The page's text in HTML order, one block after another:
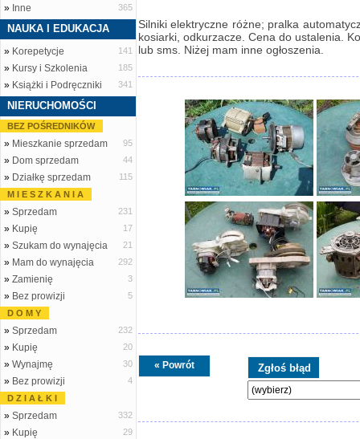
» Inne 365
NAUKA I EDUKACJA
» Korepetycje 141
» Kursy i Szkolenia 185
» Książki i Podręczniki 341
NIERUCHOMOŚCI
BEZ POŚREDNIKÓW
» Mieszkanie sprzedam 95
» Dom sprzedam 44
» Działkę sprzedam
115
M I E S Z K A N I A
» Sprzedam 231
» Kupię 17
» Szukam do wynajęcia 21
» Mam do wynajęcia 292
» Zamienię 3
» Bez prowizji
5
D O M Y
» Sprzedam 232
» Kupię 20
» Wynajmę 30
» Bez prowizji
4
D Z I A Ł K I
» Sprzedam 332
» Kupię 29
Silniki elektryczne różne; pralka
kosiarki, odkurzacze. Cena do ustalenia.
lub sms. Niżej mam inne ogłoszenia.
« Powrót